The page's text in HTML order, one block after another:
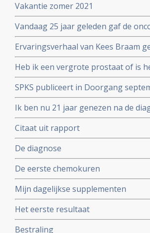
Vakantie zomer 2021
Vandaag 25 jaar geleden gaf de
Ervaringsverhaal van Kees Braam
diagnose:
Heb ik een vergrote prostaat of is
SPKS publiceert in Doorgang
overlever.
Ik ben nu 21 jaar genezen na de
2017 ook opa. Liza is moeder
Citaat uit rapport
De diagnose
De eerste chemokuren
Mijn dagelijkse supplementen
Het eerste resultaat
Bestraling